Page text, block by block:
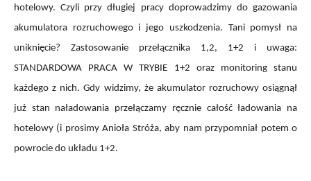
hotelowy. Czyli przy długiej pracy doprowadzimy do gazowania
akumulatora rozruchowego i jego uszkodzenia. Tani pomysł na
uniknięcie? Zastosowanie przełącznika 1,2, 1+2 i uwaga:
STANDARDOWA PRACA W TRYBIE 1+2 oraz monitoring stanu
każdego z nich. Gdy widzimy, że akumulator rozruchowy osiągnął
już stan naładowania przełączamy ręcznie całość ładowania na
hotelowy (i prosimy Anioła Stróża, aby nam przypomniał potem o
powrocie do układu 1+2.